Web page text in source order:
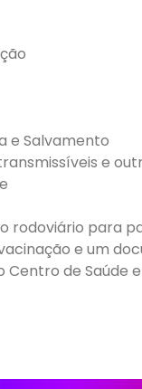
e Salvamento
e
para
e um
de Saúde